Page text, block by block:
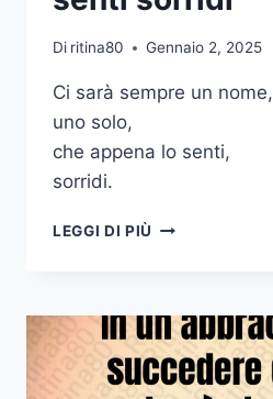
Di ritina80 Gennaio 2, 2025
Ci sarà sempre un nome,
uno solo,
che appena lo senti,
sorridi.
LEGGI DI PIÙ CI
NOME
UNO
SOLO
CHE